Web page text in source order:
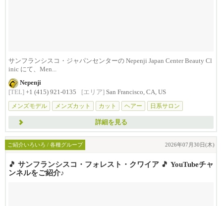
サンフランシスコ・ジャパンセンターの Nepenji Japan Center Beauty Cl
inic にて、Men...
Nepenji
[TEL] +1 (415) 921-0135 [エリア] San Francisco, CA, US
メンズモデル
メンズカット カット ヘアー 日系サロン
詳細を見る
ご紹介いろいろ / 各種グループ 2026年07月30日(木)
🎵 サンフランシスコ・フォレスト・クワイア 🎵 YouTubeチャ
ンネルをご紹介♪